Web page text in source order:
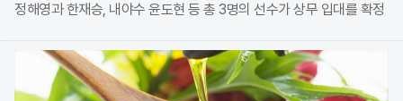
정해영과 한재승, 내야수 윤도현 등 총 3명의 선수가 상무 입대를 확정
을 보였으나, 최종적으로 구단과